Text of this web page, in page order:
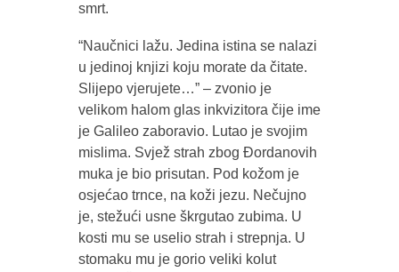
smrt.
“Naučnici lažu. Jedina istina se nalazi
u jedinoj knjizi koju morate da čitate.
Slijepo vjerujete…” – zvonio je
velikom halom glas inkvizitora čije ime
je Galileo zaboravio. Lutao je svojim
mislima. Svjež strah zbog Đordanovih
muka je bio prisutan. Pod kožom je
osjećao trnce, na koži jezu. Nečujno
je, stežući usne škrgutao zubima. U
kosti mu se uselio strah i strepnja. U
stomaku mu je gorio veliki kolut